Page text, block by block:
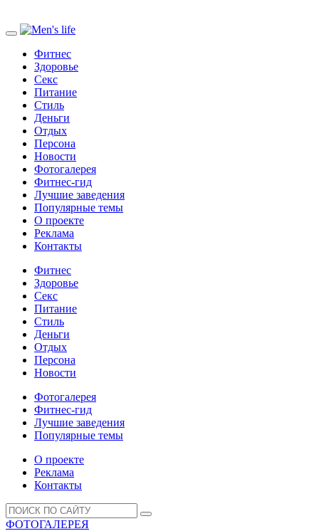
Фитнес
Здоровье
Секс
Питание
Стиль
Деньги
Отдых
Персона
Новости
Фотогалерея
Фитнес-гид
Лучшие заведения
Популярные темы
О проекте
Реклама
Контакты
Фитнес
Здоровье
Секс
Питание
Стиль
Деньги
Отдых
Персона
Новости
Фотогалерея
Фитнес-гид
Лучшие заведения
Популярные темы
О проекте
Реклама
Контакты
ФОТОГАЛЕРЕЯ